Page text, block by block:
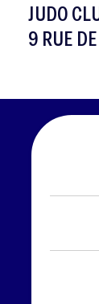
JUDO
9 RUE